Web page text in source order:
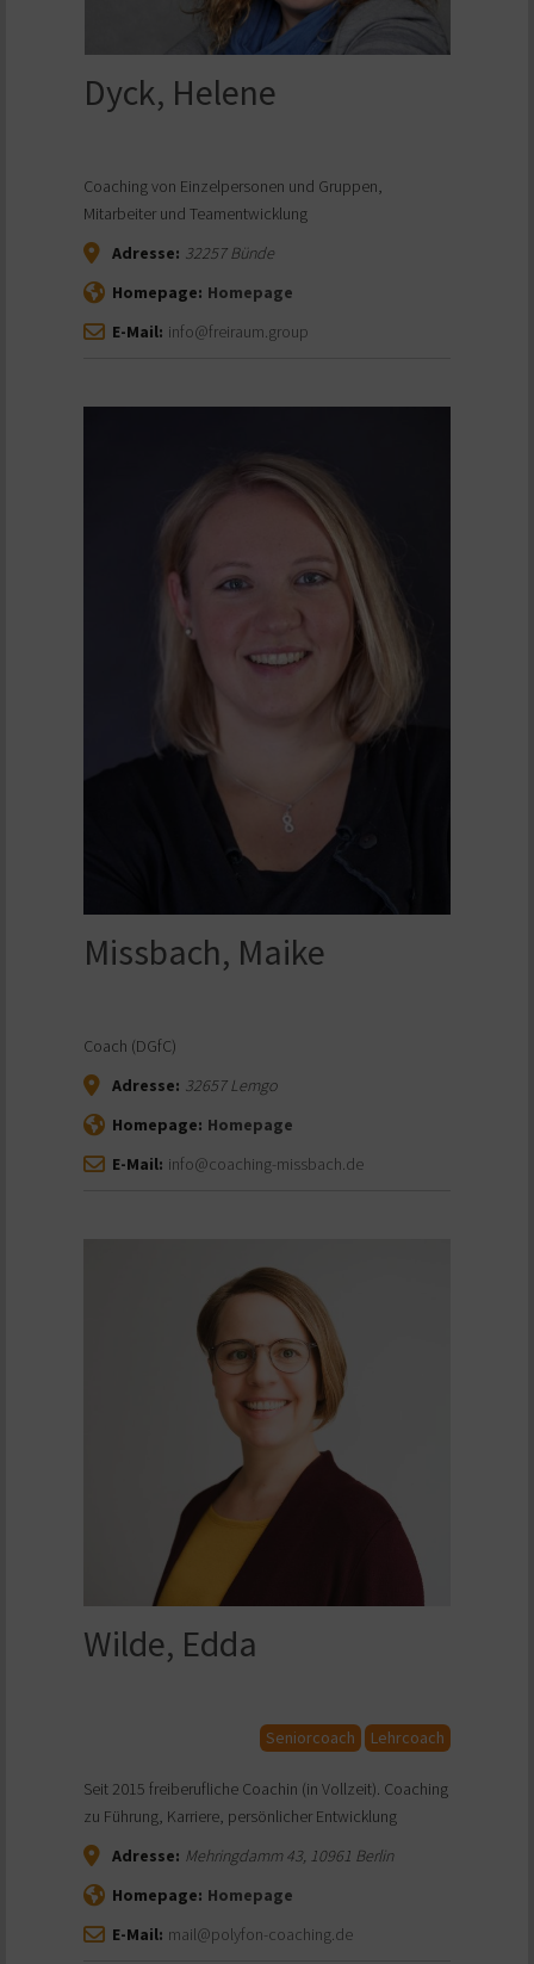
Dyck, Helene
Coaching von Einzelpersonen und Gruppen,
Mitarbeiter und Teamentwicklung
Adresse: 32257Bünde
Homepage: Homepage
E-Mail: info@freiraum.group
Missbach, Maike
Coach (DGfC)
Adresse: 32657Lemgo
Homepage: Homepage
E-Mail: info@coaching-missbach.de
Wilde, Edda
Seniorcoach Lehrcoach
Seit 2015 freiberufliche Coachin (in Vollzeit). Coaching
zu Führung, Karriere, persönlicher Entwicklung
Adresse: Mehringdamm 43, 10961 Berlin
Homepage: Homepage
E-Mail: mail@polyfon-coaching.de